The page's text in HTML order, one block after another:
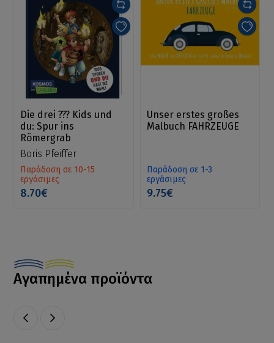
Die drei ??? Kids und
du: Spur ins
Römergrab
Boris Pfeiffer
Παράδοση σε 10-15
εργάσιμες
8.70€
Unser erstes großes
Malbuch FAHRZEUGE
Παράδοση σε 1-3
εργάσιμες
9.75€
Αγαπημένα προϊόντα